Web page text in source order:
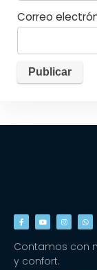
Correo
Contamos con
y confort.